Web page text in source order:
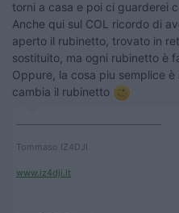
torni a casa e poi ci guarderei
Anche qui sul COL ricordo di
aperto il rubinetto, trovato in
sostituito, ma ogni rubinetto è
Oppure, la cosa piu semplice
cambia il rubinetto
Tommaso IZ4DJI
www.iz4dji.it